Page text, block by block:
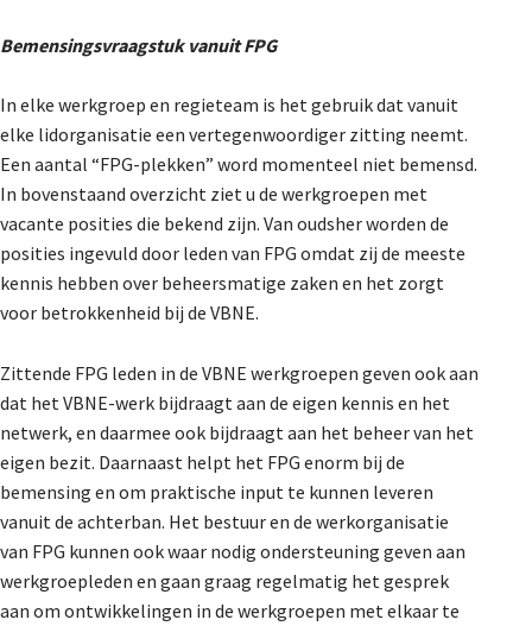
Bemensingsvraagstuk vanuit FPG
In elke werkgroep en regieteam is het gebruik dat vanuit
elke lidorganisatie een vertegenwoordiger zitting neemt.
Een aantal “FPG-plekken” word momenteel niet bemensd.
In bovenstaand overzicht ziet u de werkgroepen met
vacante posities die bekend zijn. Van oudsher worden de
posities ingevuld door leden van FPG omdat zij de meeste
kennis hebben over beheersmatige zaken en het zorgt
voor betrokkenheid bij de VBNE.
Zittende FPG leden in de VBNE werkgroepen geven ook aan
dat het VBNE-werk bijdraagt aan de eigen kennis en het
netwerk, en daarmee ook bijdraagt aan het beheer van het
eigen bezit. Daarnaast helpt het FPG enorm bij de
bemensing en om praktische input te kunnen leveren
vanuit de achterban. Het bestuur en de werkorganisatie
van FPG kunnen ook waar nodig ondersteuning geven aan
werkgroepleden en gaan graag regelmatig het gesprek
aan om ontwikkelingen in de werkgroepen met elkaar te